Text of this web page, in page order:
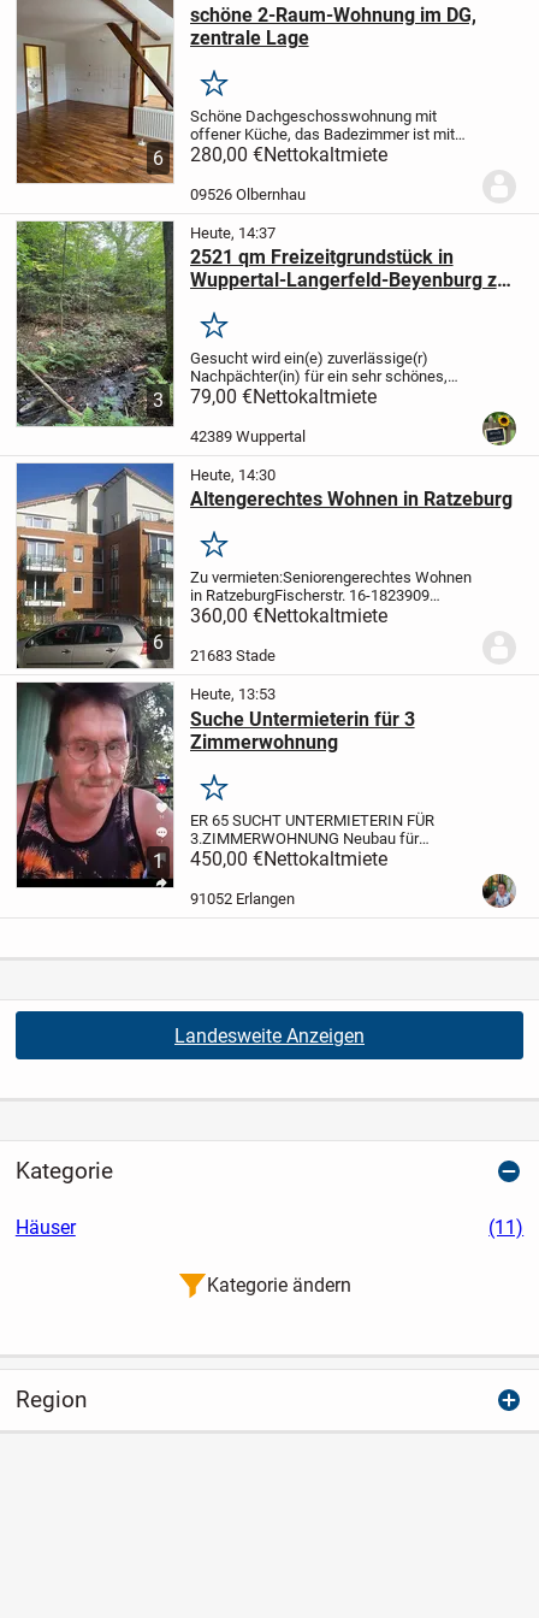
6
schöne 2-Raum-Wohnung im DG,
zentrale Lage
Merken
Schöne Dachgeschosswohnung mit
offener Küche, das Badezimmer ist mit
Dusche, WC und Waschbecken
haben Sie fußläufig Anbindung an den
280,00 €Nettokaltmiete
09526 Olbernhau
3
Heute, 14:37
2521 qm Freizeitgrundstück in
Wuppertal-Langerfeld-Beyenburg zu
Merken
Gesucht wird ein(e) zuverlässige(r)
Nachpächter(in) für ein sehr schönes,
naturbelassenes Freizeitgrundstück mit
in der Natur an der frischen Luft
verbringen...
79,00 €Nettokaltmiete
42389 Wuppertal
6
Heute, 14:30
Altengerechtes Wohnen in Ratzeburg
Merken
Zu vermieten:Seniorengerechtes Wohnen
in RatzeburgFischerstr. 16-1823909
Ratzeburg, Herzogtum
1,5Wohnfläche: 38,43 m²
360,00 €Nettokaltmiete
21683 Stade
1
Heute, 13:53
Suche Untermieterin für 3
Zimmerwohnung
Merken
ER 65 SUCHT UNTERMIETERIN FÜR
3.ZIMMERWOHNUNG Neubau für
längerfristig da ich viel Reise bei
Interesse bitte melden.2
450,00 €Nettokaltmiete
91052 Erlangen
Landesweite Anzeigen
Kategorie
Häuser (11)
Kategorie ändern
Region